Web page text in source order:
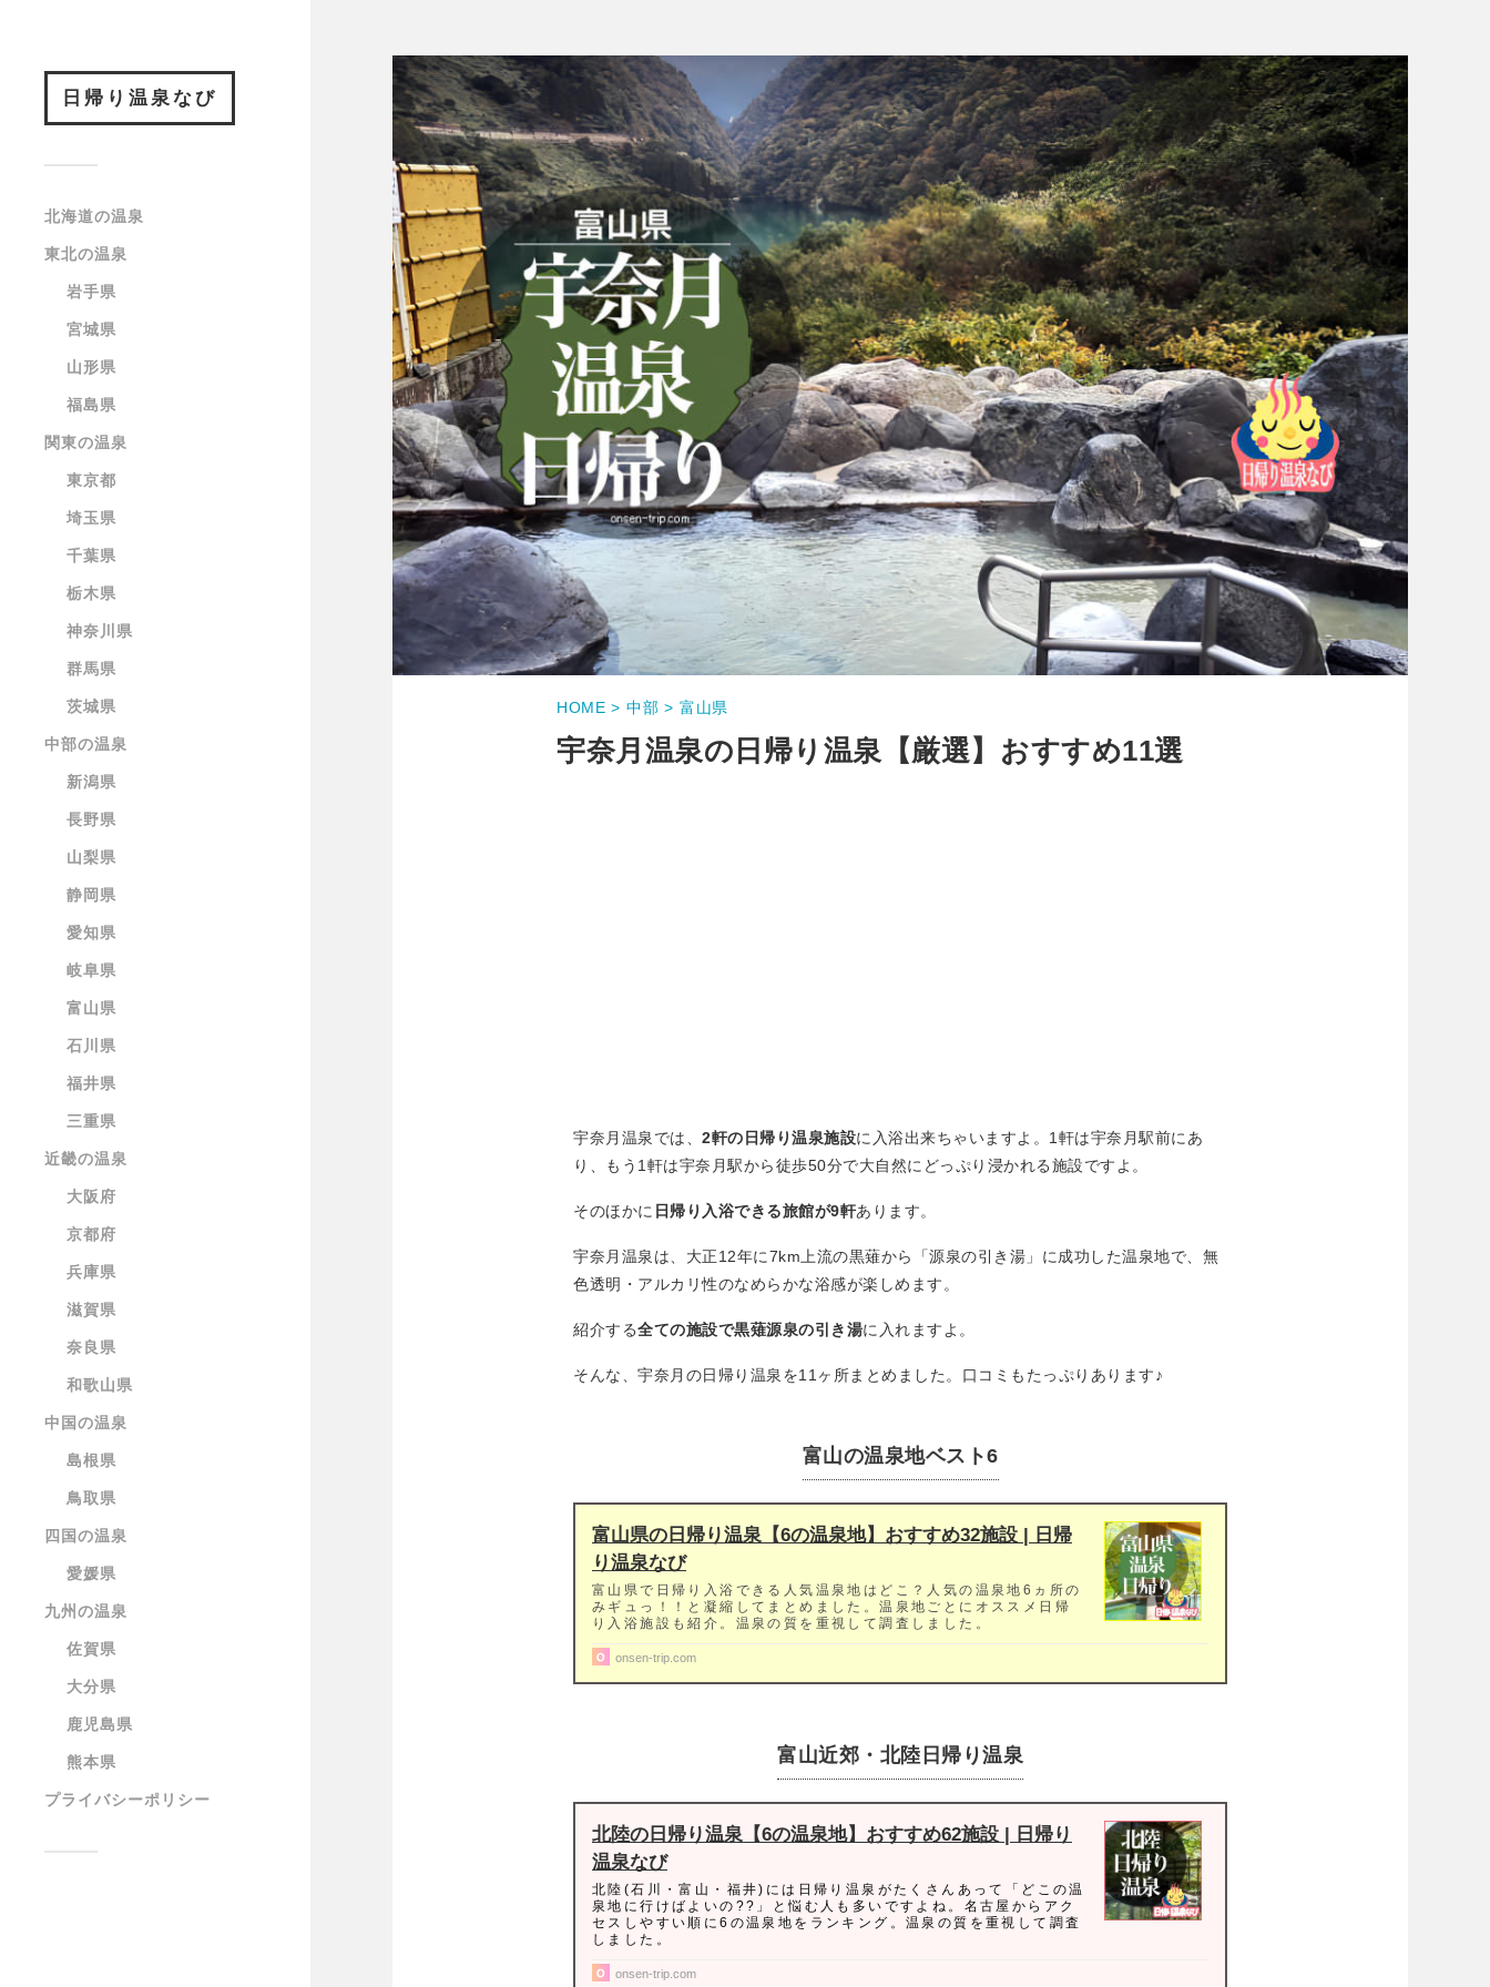
日帰り温泉なび
北海道の温泉
東北の温泉
岩手県
宮城県
山形県
福島県
関東の温泉
東京都
埼玉県
千葉県
栃木県
神奈川県
群馬県
茨城県
中部の温泉
新潟県
長野県
山梨県
静岡県
愛知県
岐阜県
富山県
石川県
福井県
三重県
近畿の温泉
大阪府
京都府
兵庫県
滋賀県
奈良県
和歌山県
中国の温泉
島根県
鳥取県
四国の温泉
愛媛県
九州の温泉
佐賀県
大分県
鹿児島県
熊本県
プライバシーポリシー
HOME > 中部 > 富山県
宇奈月温泉の日帰り温泉【厳選】おすすめ11選
宇奈月温泉では、 2軒の日帰り温泉施設に入浴出来ちゃいますよ。1軒は宇奈月駅前にあ
り、もう1軒は宇奈月駅から徒歩50分で大自然にどっぷり浸かれる施設ですよ。
そのほかに 日帰り入浴できる旅館が9軒あります。
宇奈月温泉は、大正12年に7km上流の黒薙から「源泉の引き湯」に成功した温泉地で、無
色透明・アルカリ性のなめらかな浴感が楽しめます。
紹介する全ての施設で黒薙源泉の引き湯に入れますよ。
そんな、宇奈月の日帰り温泉を11ヶ所まとめました。口コミもたっぷりあります♪
富山の温泉地ベスト6
富山県の日帰り温泉【6の温泉地】おすすめ32施設 | 日帰
り温泉なび
富山県で日帰り入浴できる人気温泉地はどこ？人気の温泉地6ヵ所の
みギュっ！！と凝縮してまとめました。温泉地ごとにオススメ日帰
り入浴施設も紹介。温泉の質を重視して調査しました。
onsen-trip.com
富山近郊・北陸日帰り温泉
北陸の日帰り温泉【6の温泉地】おすすめ62施設 | 日帰り
温泉なび
北陸(石川・富山・福井)には日帰り温泉がたくさんあって「どこの温
泉地に行けばよいの??」と悩む人も多いですよね。名古屋からアク
セスしやすい順に6の温泉地をランキング。温泉の質を重視して調査
しました。
onsen-trip.com